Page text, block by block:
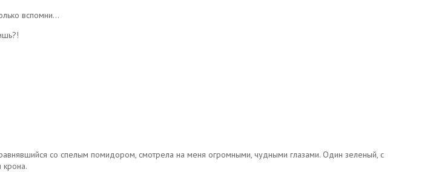
вспомни…
со спелым помидором, смотрела на меня огромными, чудными глазами. Один зеленый, с
крона.